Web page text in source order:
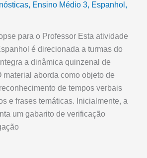
, Ensino Médio 3, Espanhol ,
para o Professor Esta atividade
é direcionada a turmas do
a dinâmica quinzenal de
material aborda como objeto de
de tempos verbais
e frases temáticas. Inicialmente, a
um gabarito de verificação